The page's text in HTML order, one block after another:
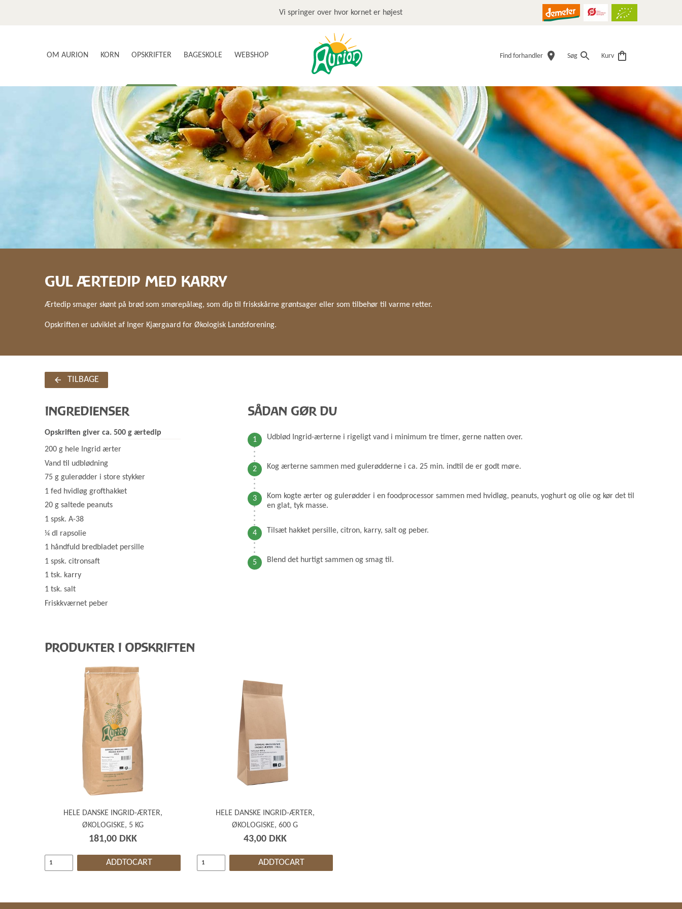
Vi springer over hvor kornet er højest
OM AURION
SMAG OG SUNDHED
VORES PRODUKTER
NYSGERRIGHED & INNOVATION
KOM MED I PRODUKTIONEN
KORN
AURIONS AVLERE
OPSKRIFTER
BRØD & BOLLER
BÆLGFRUGTER
GLUTENFRI
KAGER & DESSERTER
MAD MED KORN
FOOD SERVICE
BAGESKOLE WEBSHOP
NYHEDER
TILBUD & STOP MADSPILD
BAGEGREJ
BAGEPAKKER OG BAGESKOLE
BÆLGFRUGTER
DET SØDE
DIVERSE
FRUGTRULLER
GLUTENFRI
GRØD OG GRYN
HÆVEMIDLER
Find forhandler Søg Kurv
GUL ÆRTEDIP MED KARRY
Ærtedip smager skønt på brød som smørepålæg, som dip til friskskårne grøntsager eller som tilbehør til varme retter.
Opskriften er udviklet af Inger Kjærgaard for Økologisk Landsforening.
TILBAGE
INGREDIENSER
Opskriften giver ca. 500 g ærtedip
200 g hele Ingrid ærter
Vand til udblødning
75 g gulerødder i store stykker
1 fed hvidløg grofthakket
20 g saltede peanuts
1 spsk. A-38
¼ dl rapsolie
1 håndfuld bredbladet persille
1 spsk. citronsaft
1 tsk. karry
1 tsk. salt
Friskkværnet peber
SÅDAN GØR DU
Udblød Ingrid-ærterne i rigeligt vand i minimum tre timer, gerne natten over.
Kog ærterne sammen med gulerødderne i ca. 25 min. indtil de er godt møre.
Kom kogte ærter og gulerødder i en foodprocessor sammen med hvidløg, peanuts, yoghurt og olie og kør det til
en glat, tyk masse.
Tilsæt hakket persille, citron, karry, salt og peber.
Blend det hurtigt sammen og smag til.
PRODUKTER I OPSKRIFTEN
HELE DANSKE INGRID-ÆRTER,
ØKOLOGISKE, 5 KG
181,00 DKK
ADDTOCART
HELE DANSKE INGRID-ÆRTER,
ØKOLOGISKE, 600 G
43,00 DKK
ADDTOCART